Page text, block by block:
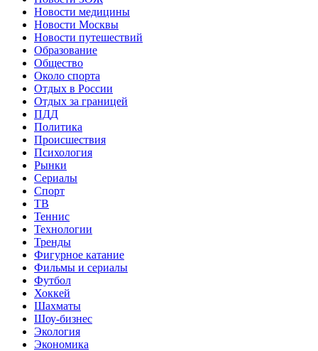
Новости медицины
Новости Москвы
Новости путешествий
Образование
Общество
Около спорта
Отдых в России
Отдых за границей
ПДД
Политика
Происшествия
Психология
Рынки
Сериалы
Спорт
ТВ
Теннис
Технологии
Тренды
Фигурное катание
Фильмы и сериалы
Футбол
Хоккей
Шахматы
Шоу-бизнес
Экология
Экономика